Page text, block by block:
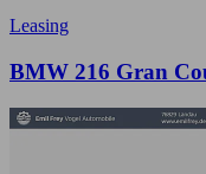
Leasing
BMW 216 Gran